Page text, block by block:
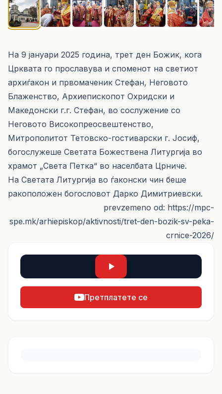
На 9 јануари 2025 година, трет ден Божик, кога
Црквата го прославува и споменот на светиот
архиѓакон и првомаченик Стефан, Неговото
Блаженство, Архиепископот Охридски и
Македонски г.г. Стефан, во сослужение со
Неговото Високопреосвештенство,
Митрополитот Тетовско-гостиварски г. Јосиф,
богослужеше Светата Божествена Литургија во
храмот „Света Петка“ во населбата Црниче.
На Светата Литургија во ѓаконски чин беше
ракоположен богословот Дарко Димитриевски.
prevzemeno od: https://mpc-
spe.mk/arhiepiskop/aktivnosti/tret-den-bozik-sv-peka-
crnice-2026/
Претплатете се